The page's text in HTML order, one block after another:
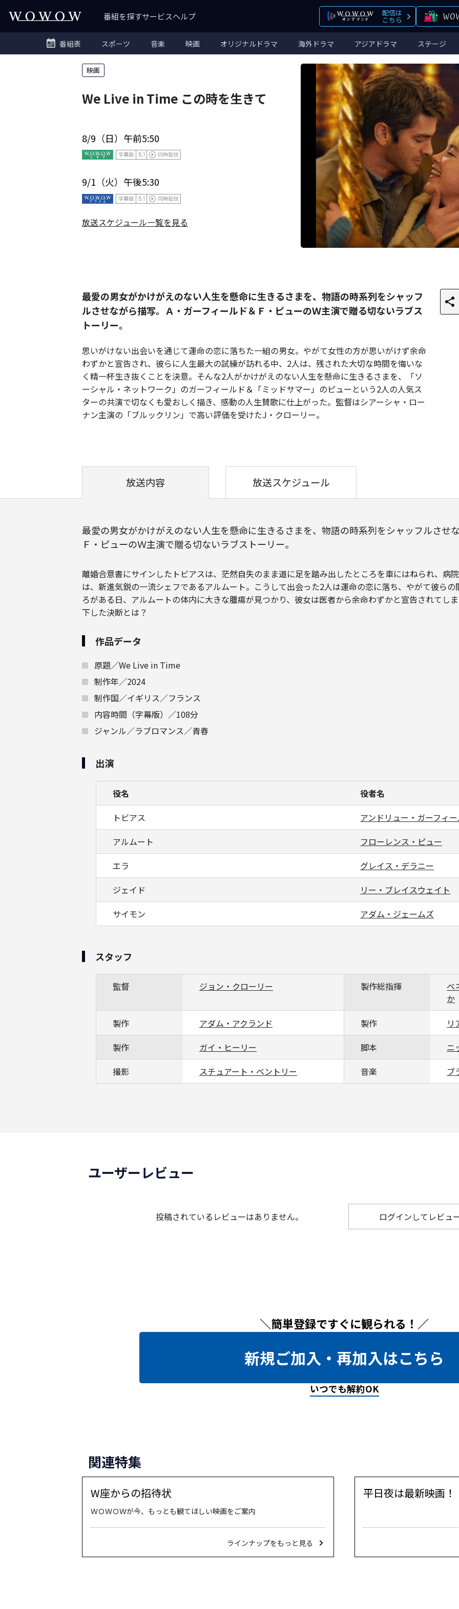
番組を探すサービスヘルプ 配信は
こちら
番組表 スポーツ 音楽 映画 オリジナルドラマ 海外ドラマ アジアドラマ ステージ
映画
We Live in Time この時を生きて
8/9（日）午前5:50
9/1（火）午後5:30
放送スケジュール一覧を見る
最愛の男女がかけがえのない人生を懸命に生きるさまを、物語の時系列をシャッフ
ルさせながら描写。Ａ・ガーフィールド＆Ｆ・ピューのＷ主演で贈る切ないラブス
トーリー。
思いがけない出会いを通じて運命の恋に落ちた一組の男女。やがて女性の方が思いがけず余命
わずかと宣告され、彼らに人生最大の試練が訪れる中、2人は、残された大切な時間を悔いな
く精一杯生き抜くことを決意。そんな2人がかけがえのない人生を懸命に生きるさまを、「ソ
ーシャル・ネットワーク」のガーフィールド＆「ミッドサマー」のピューという2人の人気ス
ターの共演で切なくも愛おしく描き、感動の人生賛歌に仕上がった。監督はシアーシャ・ロー
ナン主演の「ブルックリン」で高い評価を受けたJ・クローリー。
放送内容 放送スケジュール
最愛の男女がかけがえのない人生を懸命に生きるさまを、物語の時系列をシャッフルさせ
Ｆ・ピューのＷ主演で贈る切ないラブストーリー。
離婚合意書にサインしたトビアスは、茫然自失のまま道に足を踏み出したところを車にはねられ、病
は、新進気鋭の一流シェフであるアルムート。こうして出会った2人は運命の恋に落ち、やがて彼ら
ろがある日、アルムートの体内に大きな腫瘍が見つかり、彼女は医者から余命わずかと宣告されてし
下した決断とは？
作品データ
原題／We Live in Time
制作年／2024
制作国／イギリス／フランス
内容時間（字幕版）／108分
ジャンル／ラブロマンス／青春
出演
役名
役者名
トビアス
アンドリュー・ガーフィ
アルムート
フローレンス・ピュー
エラ
グレイス・デラニー
ジェイド
リー・ブレイスウェイト
サイモン
アダム・ジェームズ
スタッフ
監督 ジョン・クローリー 製作総指揮
ベ
か
製作
アダム・アクランド 製作
リ
製作
ガイ・ヒーリー 脚本
ニ
撮影
スチュアート・ベントリー 音楽 ブ
ユーザーレビュー
投稿されているレビューはありません。 ログインしてレビュ
＼簡単登録ですぐに観られる！／
新規ご加入・再加入はこちら
いつでも解約OK
関連特集
W座からの招待状
ＷＯＷＯＷが今、もっとも観てほしい映画をご案内
ラインナップをもっと見る
平日夜は最新映画！